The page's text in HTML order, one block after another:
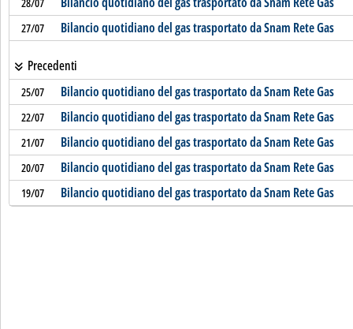
27/07 Bilancio quotidiano del gas trasportato da Snam Rete Gas
Precedenti
25/07 Bilancio quotidiano del gas trasportato da Snam Rete Gas
22/07 Bilancio quotidiano del gas trasportato da Snam Rete Gas
21/07 Bilancio quotidiano del gas trasportato da Snam Rete Gas
20/07 Bilancio quotidiano del gas trasportato da Snam Rete Gas
19/07 Bilancio quotidiano del gas trasportato da Snam Rete Gas